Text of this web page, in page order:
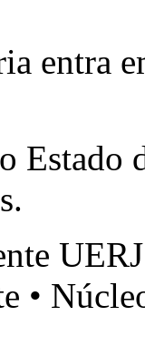
entra
Estado
•